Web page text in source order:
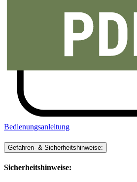
Bedienungsanleitung
Gefahren- & Sicherheitshinweise:
Sicherheitshinweise: